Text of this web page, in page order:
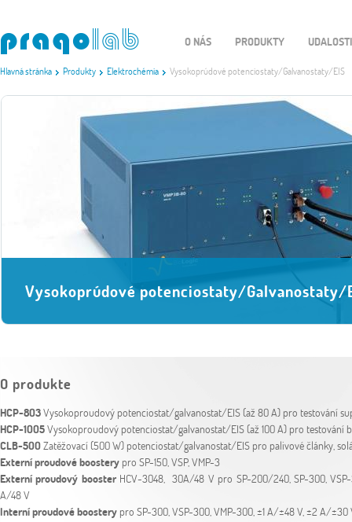
Hlavná stránka Produkty Elektrochémia Vysokoprúdové potenciostaty/Galvanostaty/EIS
O NÁS PRODUKTY UDALOSTI
Vysokoprúdové potenciostaty/Galvanostaty/
O produkte
HCP-803Vysokoproudový potenciostat/galvanostat/EIS (až 80 A) pro testování
HCP-1005Vysokoproudový potenciostat/galvanostat/EIS (až 100 A) pro testování
CLB-500Zatěžovací (500 W) potenciostat/galvanostat/EIS pro palivové články,
Externí proudové boostery pro SP-150, VSP, VMP-3
Externí proudový booster HCV-3048, 30A/48 V pro SP-200/240, SP-300,
A/48 V
Interní proudové boostery pro SP-300, VSP-300, VMP-300, ±1 A/±48 V, ±2 A/